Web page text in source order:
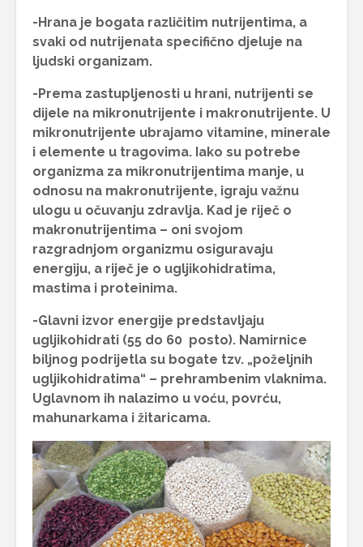
-Hrana je bogata različitim nutrijentima, a
svaki od nutrijenata specifično djeluje na
ljudski organizam.
-Prema zastupljenosti u hrani, nutrijenti se
dijele na mikronutrijente i makronutrijente. U
mikronutrijente ubrajamo vitamine, minerale
i elemente u tragovima. Iako su potrebe
organizma za mikronutrijentima manje, u
odnosu na makronutrijente, igraju važnu
ulogu u očuvanju zdravlja. Kad je riječ o
makronutrijentima – oni svojom
razgradnjom organizmu osiguravaju
energiju, a riječ je o ugljikohidratima,
mastima i proteinima.
-Glavni izvor energije predstavljaju
ugljikohidrati (55 do 60 posto). Namirnice
biljnog podrijetla su bogate tzv. „poželjnih
ugljikohidratima“ – prehrambenim vlaknima.
Uglavnom ih nalazimo u voću, povrću,
mahunarkama i žitaricama.